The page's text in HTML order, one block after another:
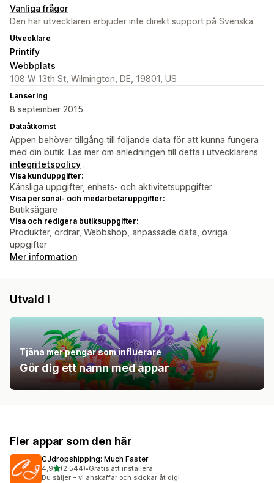
Vanliga frågor
Den här utvecklaren erbjuder inte direkt support på Svenska.
Utvecklare
Printify
Webbplats
108 W 13th St, Wilmington, DE, 19801, US
Lansering
8 september 2015
Dataåtkomst
Appen behöver tillgång till följande data för att kunna fungera
med din butik. Läs mer om anledningen till detta i utvecklarens
integritetspolicy .
Visa kunduppgifter:
Känsliga uppgifter, enhets- och aktivitetsuppgifter
Visa personal- och medarbetaruppgifter:
Butiksägare
Visa och redigera butiksuppgifter:
Produkter, ordrar, Webbshop, anpassade data, övriga
uppgifter
Mer information
Utvald i
Tjäna mer pengar som influerare
Gör dig ett namn med appar
Fler appar som den här
CJdropshipping: Much Faster
4,9av 5 stjärnor
(2 544)
2544 recensioner totalt
•Gratis att installera
Du säljer – vi anskaffar och skickar åt dig!